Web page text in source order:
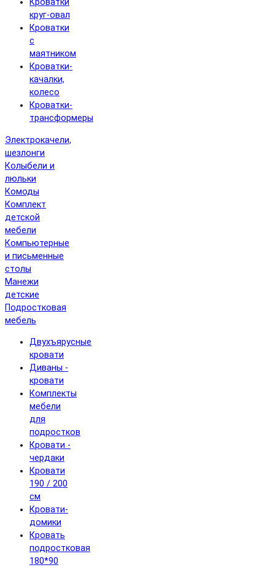
Кроватки
круг-овал
Кроватки
с
маятником
Кроватки-
качалки,
колесо
Кроватки-
трансформеры
Электрокачели,
шезлонги
Колыбели и
люльки
Комоды
Комплект
детской
мебели
Компьютерные
и письменные
столы
Манежи
детские
Подростковая
мебель
Двухъярусные
кровати
Диваны -
кровати
Комплекты
мебели
для
подростков
Кровати -
чердаки
Кровати
190 / 200
см
Кровати-
домики
Кровать
подростковая
180*90